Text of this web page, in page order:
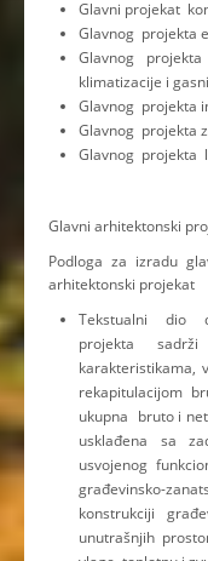
Glavni projekat
Glavnog projekta
Glavnog projekta
klimatizacije i
Glavnog projekta
Glavnog projekta
Glavnog projekta
Glavni arhitektonski
Podloga za izradu
arhitektonski projekat
Tekstualni dio
projekta
karakteristikama,
rekapitulacijom
ukupna bruto i
usklađena sa
usvojenog
građevinsko-
konstrukciji
unutrašnjih